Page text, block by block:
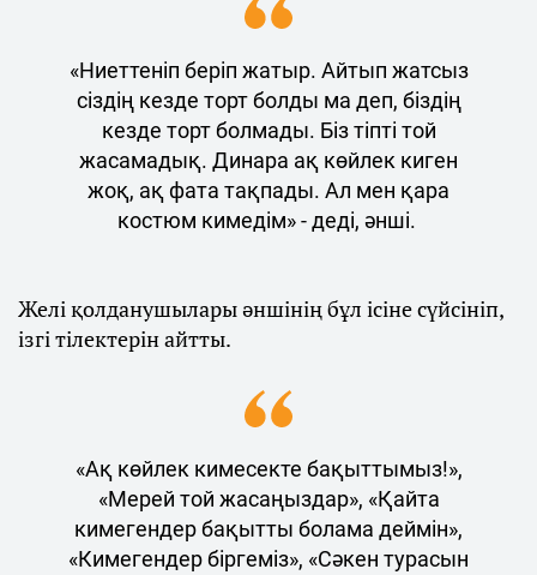
«Ниеттеніп беріп жатыр. Айтып жатсыз
сіздің кезде торт болды ма деп, біздің
кезде торт болмады. Біз тіпті той
жасамадық. Динара ақ көйлек киген
жоқ, ақ фата тақпады. Ал мен қара
костюм кимедім» - деді, әнші.
Желі қолданушылары әншінің бұл ісіне сүйсініп,
ізгі тілектерін айтты.
«Ақ көйлек кимесекте бақыттымыз!»,
«Мерей той жасаңыздар», «Қайта
кимегендер бақытты болама деймін»,
«Кимегендер біргеміз», «Сәкен турасын